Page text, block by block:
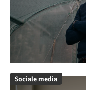
Sociale media